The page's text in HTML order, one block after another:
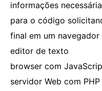
informações
para o código
final em um
editor de texto
browser com
servidor Web com